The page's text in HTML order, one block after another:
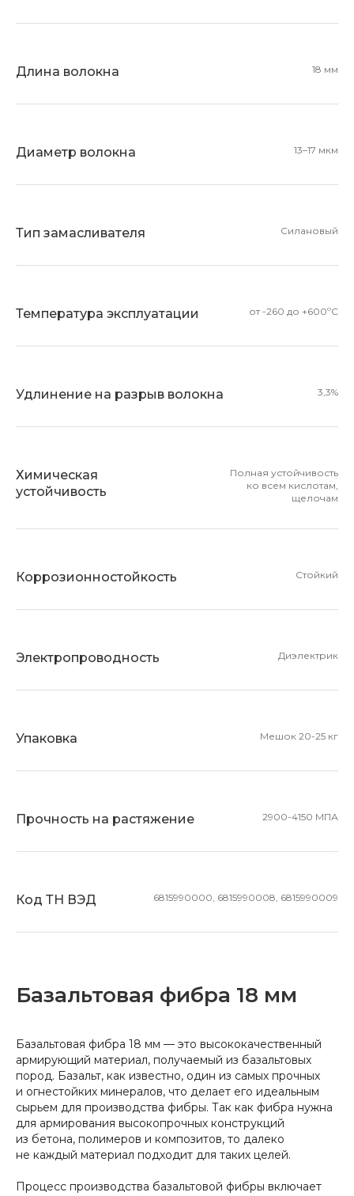
Длина волокна 18 мм
Диаметр волокна 13–17 мкм
Тип замасливателя Силановый
Температура эксплуатации от -260 до +600ºС
Удлинение на разрыв волокна 3,3%
Химическая
устойчивость
Полная устойчивость
ко всем кислотам,
щелочам
Коррозионностойкость Стойкий
Электропроводность Диэлектрик
Упаковка Мешок 20-25 кг
Прочность на растяжение 2900-4150 МПА
Код ТН ВЭД 6815990000, 6815990008, 6815990009
Базальтовая фибра 18 мм
Базальтовая фибра 18 мм — это высококачественный
армирующий материал, получаемый из базальтовых
пород. Базальт, как известно, один из самых прочных
и огнестойких минералов, что делает его идеальным
сырьем для производства фибры. Так как фибра нужна
для армирования высокопрочных конструкций
из бетона, полимеров и композитов, то далеко
не каждый материал подходит для таких целей.
Процесс производства базальтовой фибры включает